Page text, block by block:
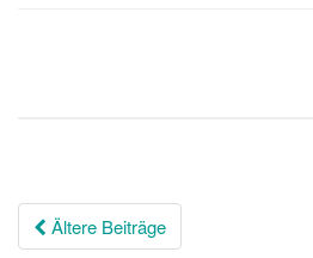
Ältere Beiträge